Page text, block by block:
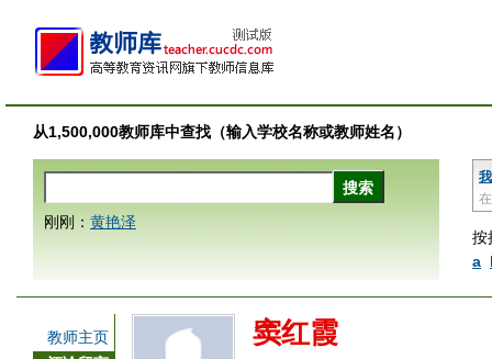
从1,500,000教师库中查找（输入学校名称或教师姓名）
按
a
刚刚： 黄艳泽
教师主页
窦红霞